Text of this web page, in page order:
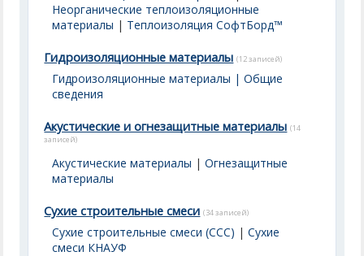
Неорганические теплоизоляционные
материалы | Теплоизоляция СофтБорд™
Гидроизоляционные материалы (12 записей)
Гидроизоляционные материалы | Общие
сведения
Акустические и огнезащитные материалы (14
записей)
Акустические материалы |Огнезащитные
материалы
Сухие строительные смеси (34 записей)
Сухие строительные смеси (ССС) |Сухие
смеси КНАУФ